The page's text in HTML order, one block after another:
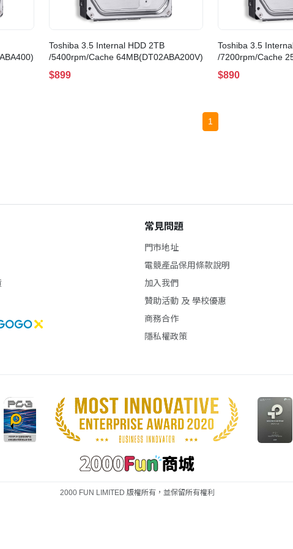
Toshiba 3.5 Internal HDD 2TB
/5400rpm/Cache 64MB(DT02ABA200V)
$899
Toshiba 3.5
/7200rpm/Cache
$890
1
常見問題
門市地址
電競產品保用條款說明
加入我們
贊助活動 及 學校優惠
商務合作
隱私權政策
2000 FUN LIMITED 版權所有，並保留所有權利